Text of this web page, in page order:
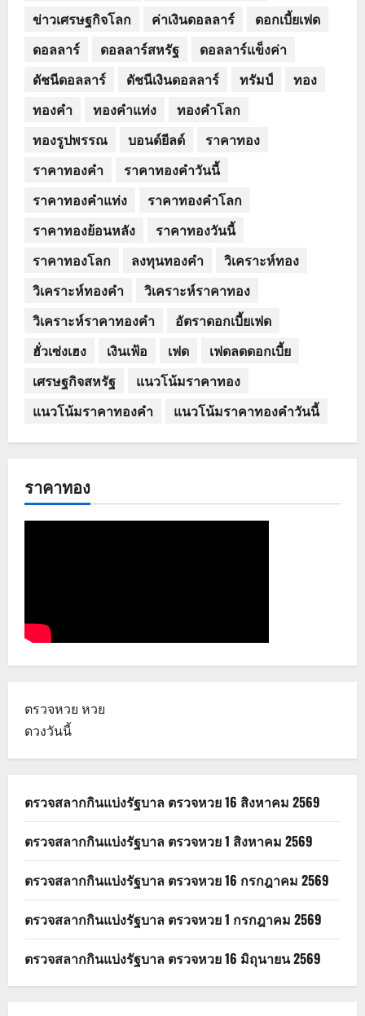
ข่าวเศรษฐกิจโลก ค่าเงินดอลลาร์
ดอกเบี้ยเฟด
ดอลลาร์
ดอลลาร์สหรัฐ
ดอลลาร์แข็งค่า
ดัชนีดอลลาร์
ดัชนีเงินดอลลาร์ ทรัมป์
ทอง
ทองคำ
ทองคำแท่ง
ทองคำโลก
ทองรูปพรรณ
บอนด์ยีลด์
ราคาทอง
ราคาทองคำ
ราคาทองคำวันนี้
ราคาทองคำแท่ง
ราคาทองคำโลก
ราคาทองย้อนหลัง
ราคาทองวันนี้
ราคาทองโลก
ลงทุนทองคำ
วิเคราะห์ทอง
วิเคราะห์ทองคำ
วิเคราะห์ราคาทอง
วิเคราะห์ราคาทองคำ
อัตราดอกเบี้ยเฟด
ฮั่วเซ่งเฮง
เงินเฟ้อ เฟด
เฟดลดดอกเบี้ย
เศรษฐกิจสหรัฐ
แนวโน้มราคาทอง
แนวโน้มราคาทองคำ
แนวโน้มราคาทองคำวันนี้
ราคาทอง
ตรวจหวย หวย
ดวงวันนี้
ตรวจสลากกินแบ่งรัฐบาล ตรวจหวย 16 สิงหาคม 2569
ตรวจสลากกินแบ่งรัฐบาล ตรวจหวย 1 สิงหาคม 2569
ตรวจสลากกินแบ่งรัฐบาล ตรวจหวย 16 กรกฎาคม 2569
ตรวจสลากกินแบ่งรัฐบาล ตรวจหวย 1 กรกฎาคม 2569
ตรวจสลากกินแบ่งรัฐบาล ตรวจหวย 16 มิถุนายน 2569